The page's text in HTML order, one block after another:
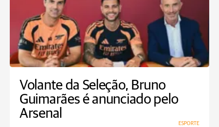
Volante da Seleção, Bruno
Guimarães é anunciado pelo
Arsenal
ESPORTE